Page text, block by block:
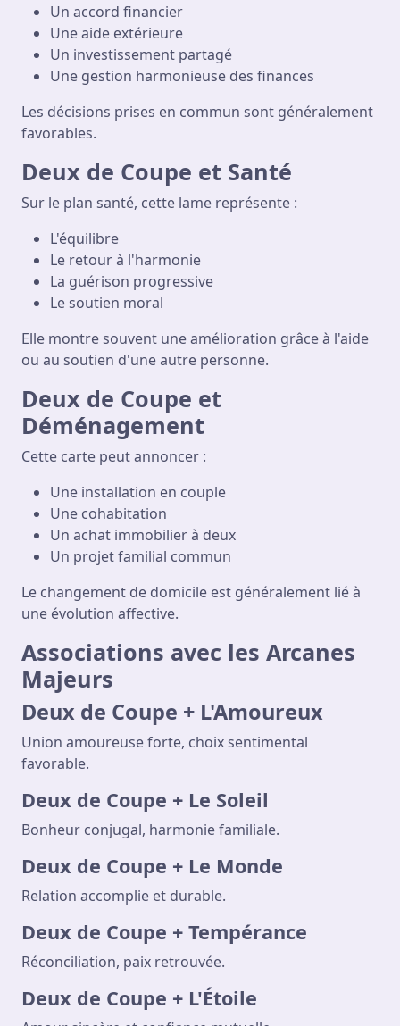
Un accord financier
Une aide extérieure
Un investissement partagé
Une gestion harmonieuse des finances
Les décisions prises en commun sont généralement
favorables.
Deux de Coupe et Santé
Sur le plan santé, cette lame représente :
L'équilibre
Le retour à l'harmonie
La guérison progressive
Le soutien moral
Elle montre souvent une amélioration grâce à l'aide
ou au soutien d'une autre personne.
Deux de Coupe et
Déménagement
Cette carte peut annoncer :
Une installation en couple
Une cohabitation
Un achat immobilier à deux
Un projet familial commun
Le changement de domicile est généralement lié à
une évolution affective.
Associations avec les Arcanes
Majeurs
Deux de Coupe + L'Amoureux
Union amoureuse forte, choix sentimental
favorable.
Deux de Coupe + Le Soleil
Bonheur conjugal, harmonie familiale.
Deux de Coupe + Le Monde
Relation accomplie et durable.
Deux de Coupe + Tempérance
Réconciliation, paix retrouvée.
Deux de Coupe + L'Étoile